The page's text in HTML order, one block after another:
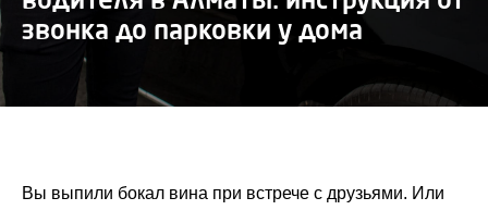
звонка до парковки у дома
Вы выпили бокал вина при встрече с друзьями. Или